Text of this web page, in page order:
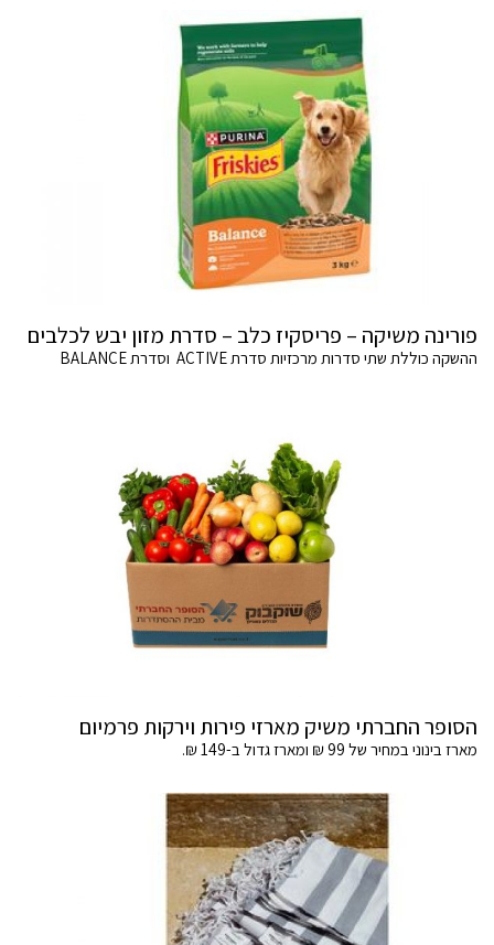
פורינה משיקה – פריסקיז כלב – סדרת מזון יבש לכלבים
ההשקה כוללת שתי סדרות מרכזיות סדרת ACTIVE וסדרת BALANCE
הסופר החברתי משיק מארזי פירות וירקות פרמיום
מארז בינוני במחיר של 99 ₪ ומארז גדול ב-149 ₪.